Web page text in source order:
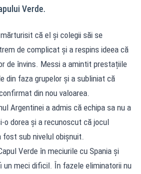
Verde.
că el și colegii săi se
de complicat și a respins ideea că
de învins. Messi a amintit prestațiile
din faza grupelor și a subliniat că
din nou valoarea.
Argentinei a admis că echipa sa nu a
o dorea și a recunoscut că jocul
fost sub nivelul obișnuit.
Verde în meciurile cu Spania și
un meci dificil. În fazele eliminatorii nu